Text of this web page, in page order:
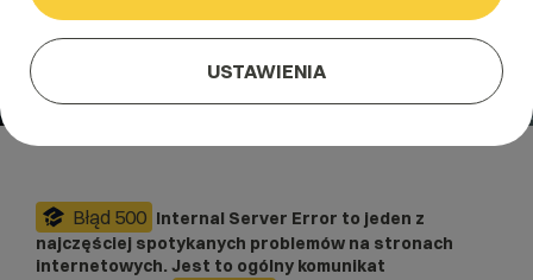
Błąd 500 Internal Server Error to jeden z
najczęściej spotykanych problemów na stronach
internetowych. Jest to ogólny komunikat
USTAWIENIA